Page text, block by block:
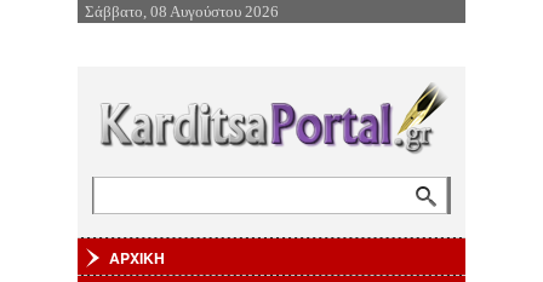
Επιστροφή στην Πλοήγηση
Σάββατο, 08 Αυγούστου 2026
ΑΡΧΙΚΗ